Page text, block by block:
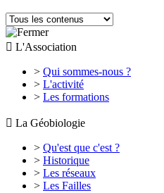
 L'Association
> Qui sommes-nous ?
> L'activité
> Les formations
 La Géobiologie
> Qu'est que c'est ?
> Historique
> Les réseaux
> Les Failles